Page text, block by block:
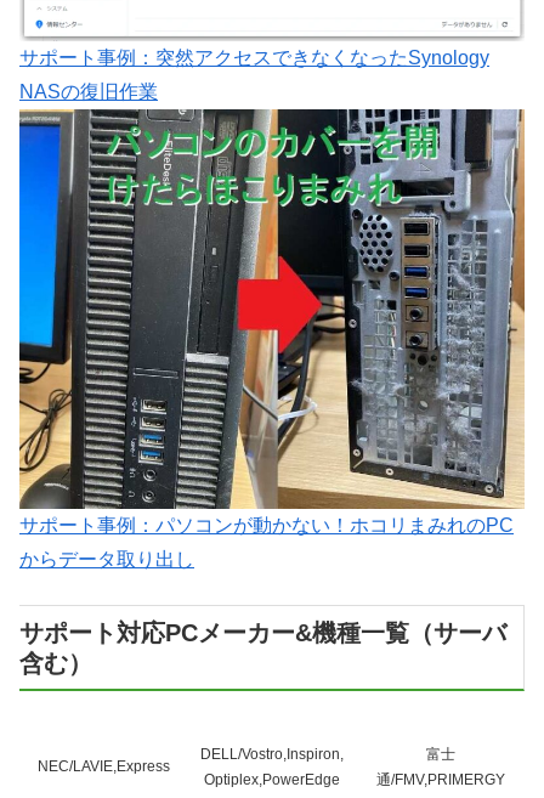
サポート事例：突然アクセスできなくなったSynology
NASの復旧作業
サポート事例：パソコンが動かない！ホコリまみれのPC
からデータ取り出し
サポート対応PCメーカー&機種一覧（サーバ
含む）
NEC/LAVIE,Express
DELL/Vostro,Inspiron,
Optiplex,PowerEdge
富士
通/FMV,PRIMERGY